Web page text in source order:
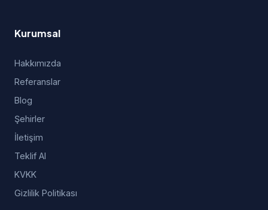
Kurumsal
Hakkımızda
Referanslar
Blog
Şehirler
İletişim
Teklif Al
KVKK
Gizlilik Politikası